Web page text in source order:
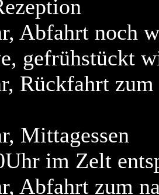
Abfahrt noch
gefrühstückt
Rückfahrt
Mittagessen
im Zelt
Abfahrt zum